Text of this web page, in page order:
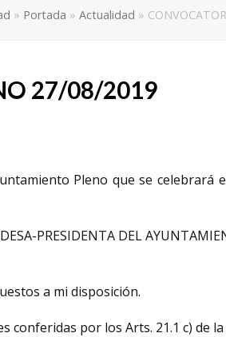
» Portada » Actualidad »
27/08/2019
Pleno que se celebrará
PRESIDENTA DEL
a mi disposición.
conferidas por los Arts. 21.1 c) de la